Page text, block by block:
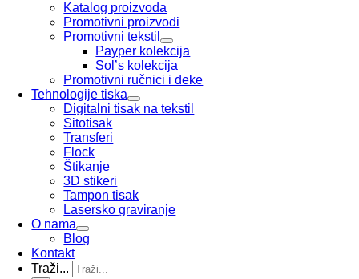
Katalog proizvoda
Promotivni proizvodi
Promotivni tekstil
Payper kolekcija
Sol’s kolekcija
Promotivni ručnici i deke
Tehnologije tiska
Digitalni tisak na tekstil
Sitotisak
Transferi
Flock
Štikanje
3D stikeri
Tampon tisak
Lasersko graviranje
O nama
Blog
Kontakt
Traži...